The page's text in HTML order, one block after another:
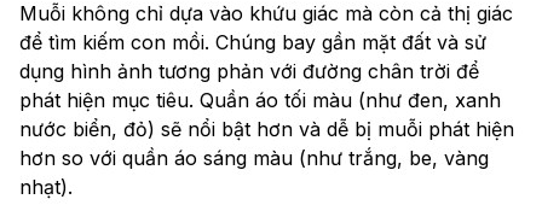
Muỗi không chỉ dựa vào khứu giác mà còn cả thị giác
để tìm kiếm con mồi. Chúng bay gần mặt đất và sử
dụng hình ảnh tương phản với đường chân trời để
phát hiện mục tiêu. Quần áo tối màu (như đen, xanh
nước biển, đỏ) sẽ nổi bật hơn và dễ bị muỗi phát hiện
hơn so với quần áo sáng màu (như trắng, be, vàng
nhạt).